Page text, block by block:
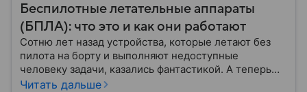
Беспилотные летательные аппараты
(БПЛА): что это и как они работают
Сотню лет назад устройства, которые летают без
пилота на борту и выполняют недоступные
человеку задачи, казались фантастикой. А теперь
они стали реальностью: собрали главное о
Читать дальше